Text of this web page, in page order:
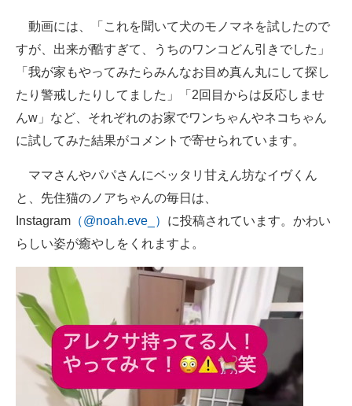
動画には、「これを聞いて犬のモノマネを試したので
すが、出来が酷すぎて、うちのワンコどん引きでした」
「我が家もやってみたらみんなお目め真ん丸にして探し
たり警戒したりしてました」「2回目からは反応しませ
んw」など、それぞれのお家でワンちゃんやネコちゃん
に試してみた結果がコメントで寄せられています。
ママさんやパパさんにベッタリ甘えん坊なイヴくん
と、先住猫のノアちゃんの毎日は、
Instagram （@noah.eve_） に投稿されています。かわい
らしい姿が癒やしをくれますよ。